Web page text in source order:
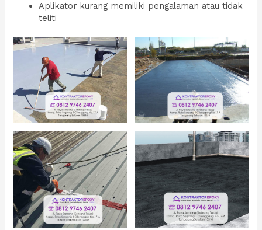
Aplikator kurang memiliki pengalaman atau tidak
teliti